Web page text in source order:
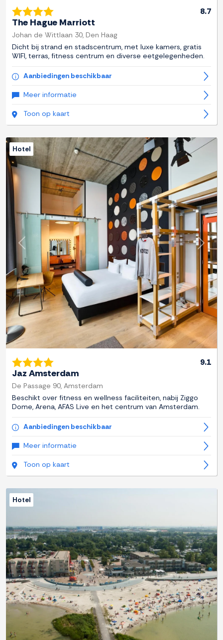
8.7
The Hague Marriott
Johan de Wittlaan 30, Den Haag
Dicht bij strand en stadscentrum, met luxe kamers, gratis
WIFI, terras, fitness centrum en diverse eetgelegenheden.
Aanbiedingen beschikbaar
Meer informatie
Toon op kaart
Previous Next
Hotel
9.1
Jaz Amsterdam
De Passage 90, Amsterdam
Beschikt over fitness en wellness faciliteiten, nabij Ziggo
Dome, Arena, AFAS Live en het centrum van Amsterdam.
Aanbiedingen beschikbaar
Meer informatie
Toon op kaart
Previous Next
Hotel